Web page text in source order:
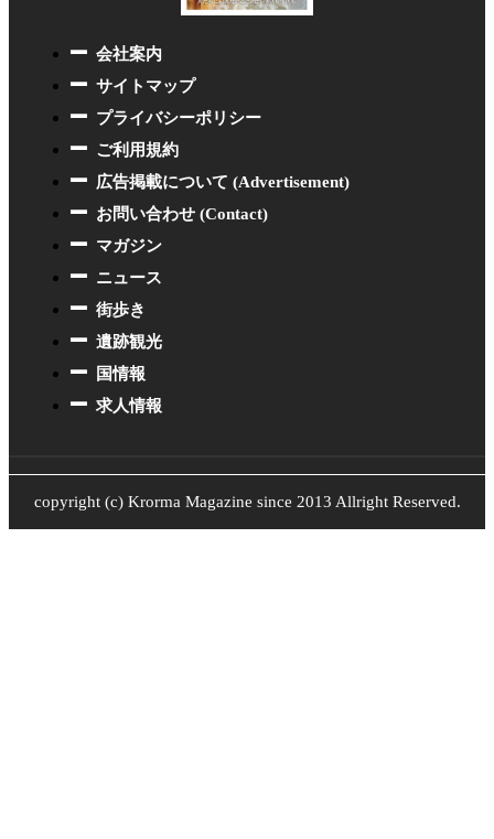
会社案内
サイトマップ
プライバシーポリシー
ご利用規約
広告掲載について (Advertisement)
お問い合わせ (Contact)
マガジン
ニュース
街歩き
遺跡観光
国情報
求人情報
copyright (c) Krorma Magazine since 2013 Allright Reserved.